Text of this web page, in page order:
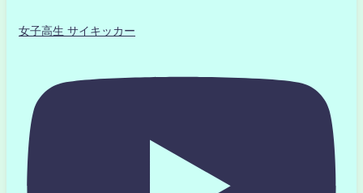
女子高生 サイキッカー